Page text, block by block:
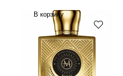
В корзину